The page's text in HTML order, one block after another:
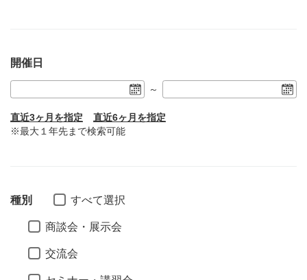
開催日
～
直近3ヶ月を指定
直近6ヶ月を指定
※最大１年先まで検索可能
種別 すべて選択
商談会・展示会
交流会